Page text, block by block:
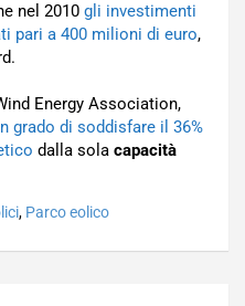
nel 2010 gli investimenti
pari a 400 milioni di euro,
Energy Association,
grado di soddisfare il 36%
dalla sola capacità
, Parco eolico